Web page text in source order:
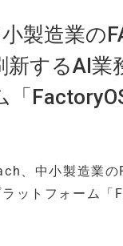
製造業の
新するAI業
「
、中小製造業の
ットフォーム「